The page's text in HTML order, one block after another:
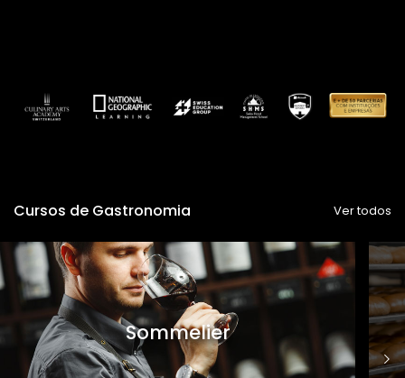
Cursos de Gastronomia Ver todos
Sommelier